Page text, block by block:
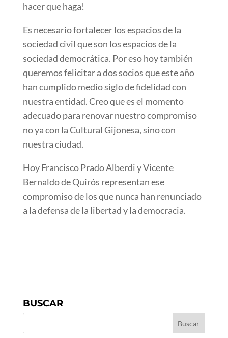
hacer que haga!
Es necesario fortalecer los espacios de la
sociedad civil que son los espacios de la
sociedad democrática. Por eso hoy también
queremos felicitar a dos socios que este año
han cumplido medio siglo de fidelidad con
nuestra entidad. Creo que es el momento
adecuado para renovar nuestro compromiso
no ya con la Cultural Gijonesa, sino con
nuestra ciudad.
Hoy Francisco Prado Alberdi y Vicente
Bernaldo de Quirós representan ese
compromiso de los que nunca han renunciado
a la defensa de la libertad y la democracia.
BUSCAR